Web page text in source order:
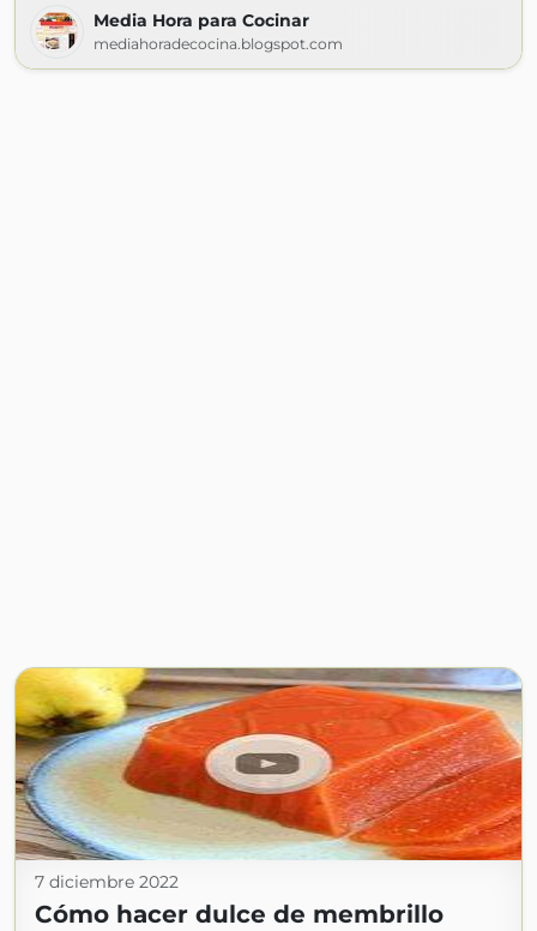
Media Hora para Cocinar
mediahoradecocina.blogspot.com
7 diciembre 2022
Cómo hacer dulce de membrillo